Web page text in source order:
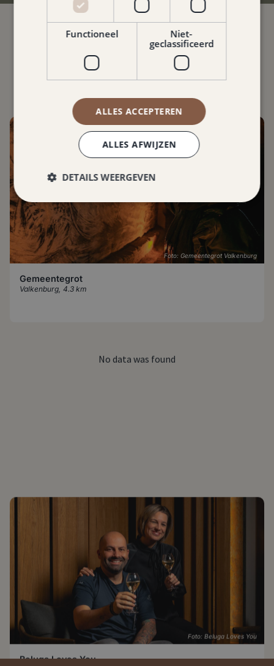
Hotspots
WAT TE DOEN IN DE BUURT
Foto: Gemeentegrot Valkenburg
Gemeentegrot
Valkenburg 4.3 km
No data was found
14.4 km
Functioneel
Niet-
geclassificeerd
ALLES ACCEPTEREN
ALLES AFWIJZEN
DETAILS WEERGEVEN